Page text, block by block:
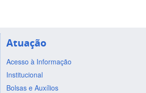
Atuação
Acesso à Informação
Institucional
Bolsas e Auxílios